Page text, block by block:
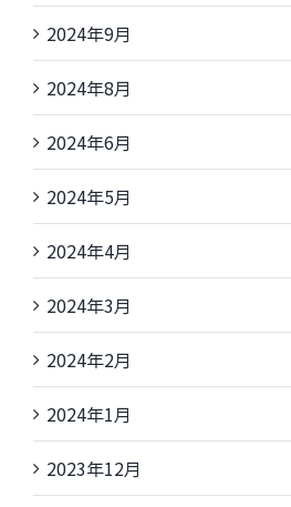
2024年9月
2024年8月
2024年6月
2024年5月
2024年4月
2024年3月
2024年2月
2024年1月
2023年12月